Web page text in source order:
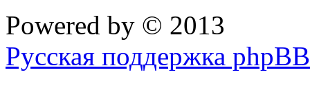
Powered by © 2013
Русская поддержка phpBB